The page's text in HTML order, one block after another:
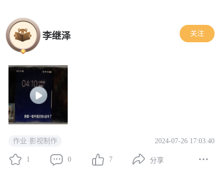
李继泽 关注
作业·影视制作 2024-07-26 17:03:40
1 0 7 分享